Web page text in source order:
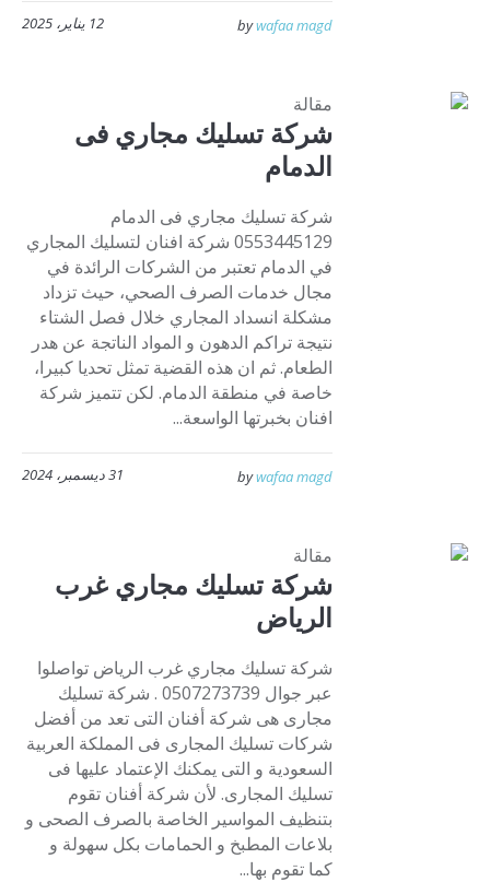
12 يناير، 2025 bywafaa magd
مقالة
شركة تسليك مجاري فى
الدمام
شركة تسليك مجاري فى الدمام
0553445129 شركة افنان لتسليك المجاري
في الدمام تعتبر من الشركات الرائدة في
مجال خدمات الصرف الصحي، حيث تزداد
مشكلة انسداد المجاري خلال فصل الشتاء
نتيجة تراكم الدهون و المواد الناتجة عن هدر
الطعام. ثم ان هذه القضية تمثل تحديا كبيرا،
خاصة في منطقة الدمام. لكن تتميز شركة
افنان بخبرتها الواسعة...
31 ديسمبر، 2024 bywafaa magd
مقالة
شركة تسليك مجاري غرب
الرياض
شركة تسليك مجاري غرب الرياض تواصلوا
عبر جوال 0507273739 . شركة تسليك
مجارى هى شركة أفنان التى تعد من أفضل
شركات تسليك المجارى فى المملكة العربية
السعودية و التى يمكنك الإعتماد عليها فى
تسليك المجارى. لأن شركة أفنان تقوم
بتنظيف المواسير الخاصة بالصرف الصحى و
بلاعات المطبخ و الحمامات بكل سهولة و
كما تقوم بها...